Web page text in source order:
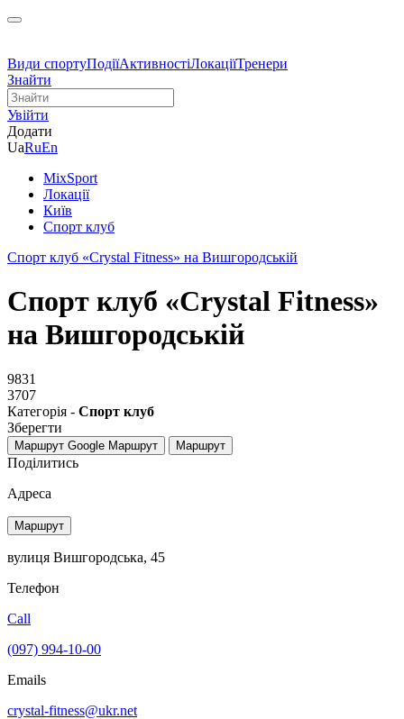
Види спортуПодіїАктивностіЛокаціїТренери
Знайти
Увійти
Додати
UaRuEn
MixSport
Локації
Київ
Спорт клуб
Спорт клуб «Crystal Fitness» на Вишгородській
Спорт клуб «Crystal Fitness»
на Вишгородській
9831
3707
Категорія - Спорт клуб
Зберегти
Маршрут Google Маршрут Маршрут
Поділитись
Адреса
Маршрут
вулиця Вишгородська, 45
Телефон
Call
(097) 994-10-00
Emails
crystal-fitness@ukr.net